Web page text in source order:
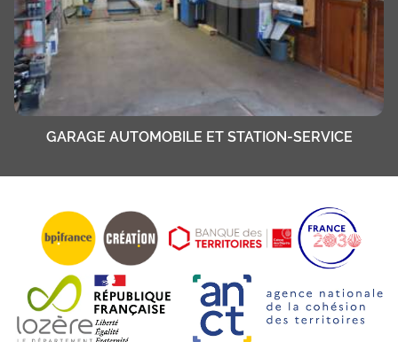
GARAGE AUTOMOBILE ET STATION-SERVICE